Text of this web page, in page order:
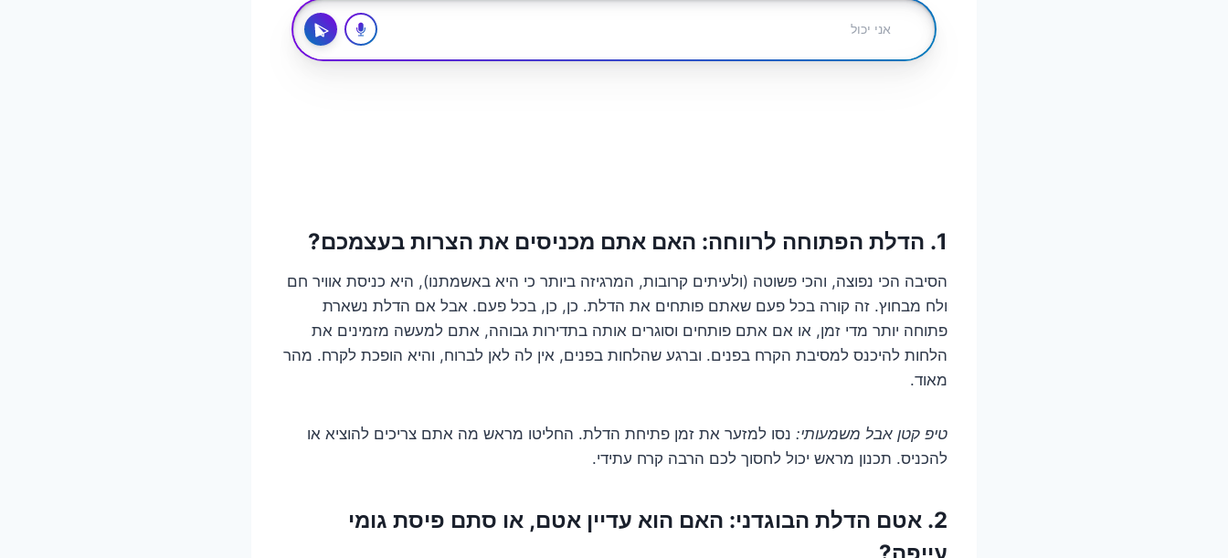
1. הדלת הפתוחה לרווחה: האם אתם מכניסים את הצרות בעצמכם?
הסיבה הכי נפוצה, והכי פשוטה (ולעיתים קרובות, המרגיזה ביותר כי היא באשמתנו), היא כניסת אוויר חם
ולח מבחוץ. זה קורה בכל פעם שאתם פותחים את הדלת. כן, כן, בכל פעם. אבל אם הדלת נשארת
פתוחה יותר מדי זמן, או אם אתם פותחים וסוגרים אותה בתדירות גבוהה, אתם למעשה מזמינים את
הלחות להיכנס למסיבת הקרח בפנים. וברגע שהלחות בפנים, אין לה לאן לברוח, והיא הופכת לקרח. מהר
מאוד.
טיפ קטן אבל משמעותי: נסו למזער את זמן פתיחת הדלת. החליטו מראש מה אתם צריכים להוציא או
להכניס. תכנון מראש יכול לחסוך לכם הרבה קרח עתידי.
2. אטם הדלת הבוגדני: האם הוא עדיין אטם, או סתם פיסת גומי
עייפה?